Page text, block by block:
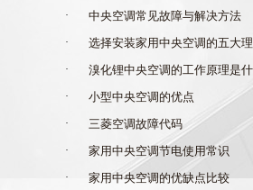
· 中央空调常见故障与解决方法
· 选择安装家用中央空调的五大
· 溴化锂中央空调的工作原理是
· 小型中央空调的优点
· 三菱空调故障代码
· 家用中央空调节电使用常识
· 家用中央空调的优缺点比较